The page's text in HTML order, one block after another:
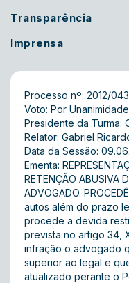
Transparência
Imprensa
Processo nº: 2012/
Voto: Por Unanimidade
Presidente da Turma:
Relator: Gabriel
Data da Sessão:
Ementa:
RETENÇÃO ABUSIVA
ADVOGADO.
autos além do prazo
procede a devida
prevista no artigo 34,
infração o advogado
superior ao legal e
atualizado perante o